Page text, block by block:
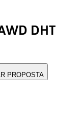
DHT
PROPOSTA